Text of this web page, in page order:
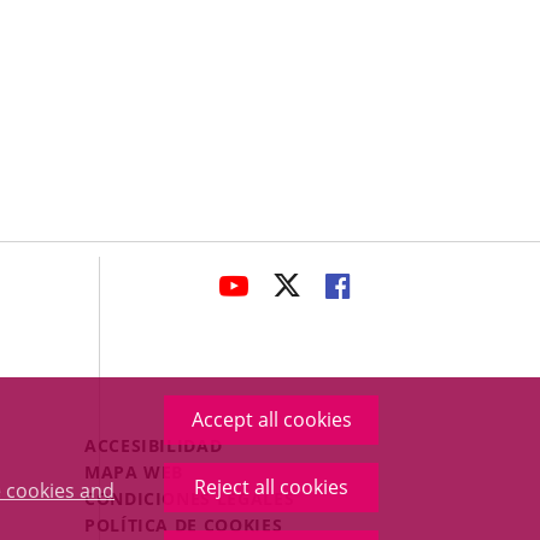
cookies and
Accept all cookies
Reject all cookies
LINK
APPLICATION.
LINK
APPLICATION.
LINK
APPLICATION.
Menú
Legal
Footer
ACCESIBILIDAD
MAPA WEB
CONDICIONES LEGALES
POLÍTICA DE COOKIES